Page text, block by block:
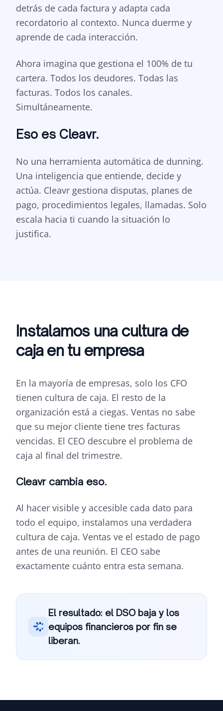
detrás de cada factura y adapta cada
recordatorio al contexto. Nunca duerme y
aprende de cada interacción.
Ahora imagina que gestiona el 100% de tu
cartera. Todos los deudores. Todas las
facturas. Todos los canales.
Simultáneamente.
Eso es Cleavr.
No una herramienta automática de dunning.
Una inteligencia que entiende, decide y
actúa. Cleavr gestiona disputas, planes de
pago, procedimientos legales, llamadas. Solo
escala hacia ti cuando la situación lo
justifica.
Instalamos una cultura de
caja en tu empresa
En la mayoría de empresas, solo los CFO
tienen cultura de caja. El resto de la
organización está a ciegas. Ventas no sabe
que su mejor cliente tiene tres facturas
vencidas. El CEO descubre el problema de
caja al final del trimestre.
Cleavr cambia eso.
Al hacer visible y accesible cada dato para
todo el equipo, instalamos una verdadera
cultura de caja. Ventas ve el estado de pago
antes de una reunión. El CEO sabe
exactamente cuánto entra esta semana.
El resultado: el DSO baja y los
equipos financieros por fin se
liberan.